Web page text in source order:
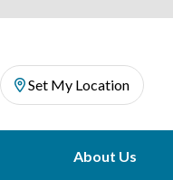
Set My Location
About Us